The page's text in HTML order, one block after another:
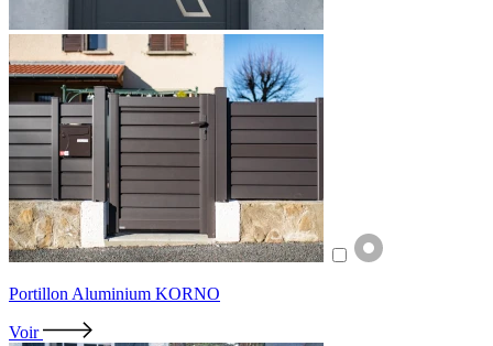
Portillon Aluminium KORNO
Voir